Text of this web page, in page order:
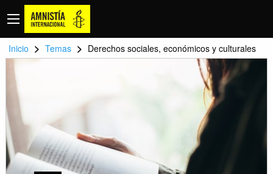
Inicio > Temas > Derechos sociales, económicos y culturales